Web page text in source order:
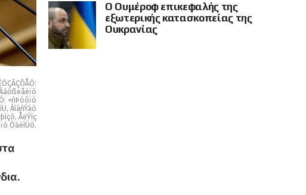
×ñÞóôïò
ÁíäñÝáò
ÅëÝíç
ÓáëìÜò.
Ο Ουμέροφ επικεφαλής της
εξωτερικής κατασκοπείας της
Ουκρανίας